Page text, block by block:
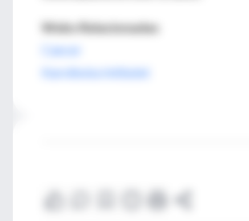
Webs Relacionadas
Cancer
Karolinska Intitutet